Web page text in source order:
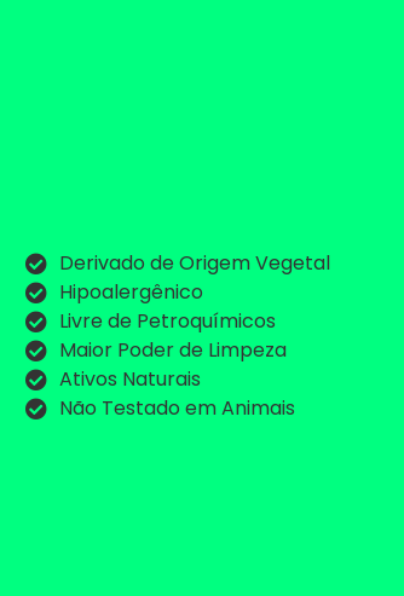
Derivado de Origem Vegetal
Hipoalergênico
Livre de Petroquímicos
Maior Poder de Limpeza
Ativos Naturais
Não Testado em Animais